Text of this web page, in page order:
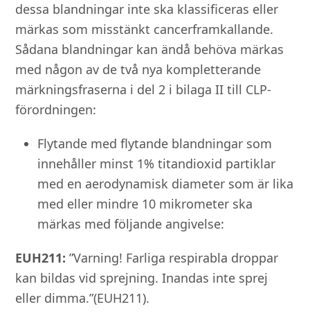
dessa blandningar inte ska klassificeras eller
märkas som misstänkt cancerframkallande.
Sådana blandningar kan ändå behöva märkas
med någon av de två nya kompletterande
märkningsfraserna i del 2 i bilaga II till CLP-
förordningen:
Flytande med flytande blandningar som
innehåller minst 1% titandioxid partiklar
med en aerodynamisk diameter som är lika
med eller mindre 10 mikrometer ska
märkas med följande angivelse:
EUH211: ”Varning! Farliga respirabla droppar
kan bildas vid sprejning. Inandas inte sprej
eller dimma.”(EUH211).